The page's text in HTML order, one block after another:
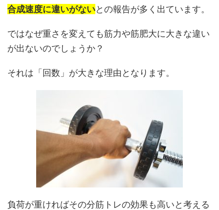
合成速度に違いがないとの報告が多く出ています。
ではなぜ重さを変えても筋力や筋肥大に大きな違い
が出ないのでしょうか？
それは「回数」が大きな理由となります。
負荷が重ければその分筋トレの効果も高いと考える